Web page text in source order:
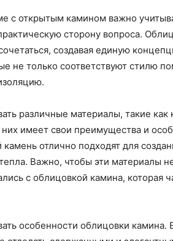
с открытым камином важно
сторону вопроса.
создавая единую
не только соответствуют стилю
различные материалы, такие как
имеет свои преимущества и
отлично подходят для
Важно, чтобы эти материалы
с облицовкой камина, которая
особенности облицовки камина.